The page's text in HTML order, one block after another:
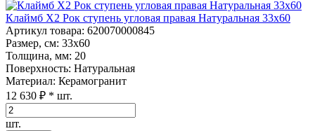
Клаймб Х2 Рок ступень угловая правая Натуральная 33x60
Артикул товара: 620070000845
Размер, см: 33x60
Толщина, мм: 20
Поверхность: Натуральная
Материал: Керамогранит
12 630 ₽ * шт.
шт.